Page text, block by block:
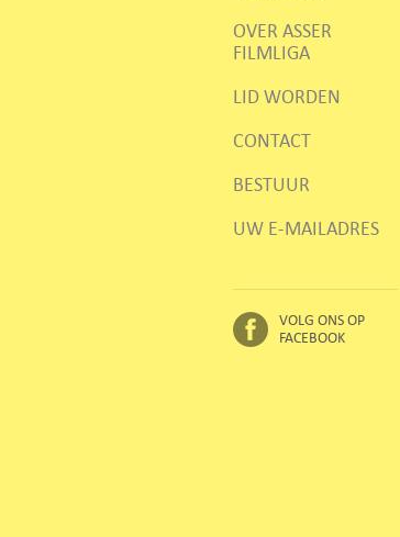
OVER ASSER
FILMLIGA
LID WORDEN
CONTACT
BESTUUR
UW E-MAILADRES
VOLG ONS OP
FACEBOOK